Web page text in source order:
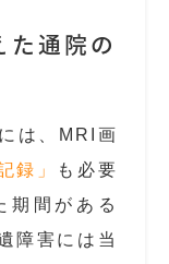
通院の
は、MRI画
録」
も必要
期間がある
障害には当